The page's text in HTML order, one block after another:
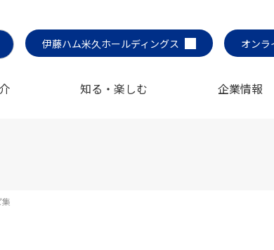
伊藤ハム米久ホールディングス
オンラ
知る・楽しむ 企業情報
集